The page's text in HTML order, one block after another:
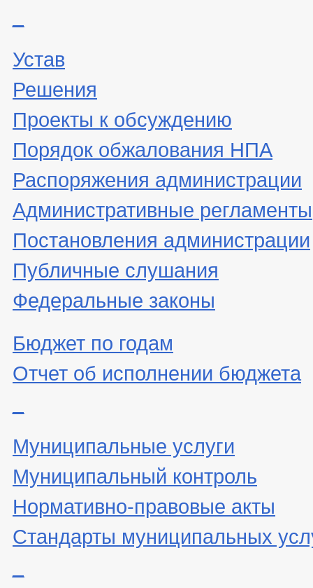
Устав
Решения
Проекты к обсуждению
Порядок обжалования НПА
Распоряжения администрации
Административные регламенты
Постановления администрации
Публичные слушания
Федеральные законы
Бюджет по годам
Отчет об исполнении бюджета
Муниципальные услуги
Муниципальный контроль
Нормативно-правовые акты
Стандарты муниципальных